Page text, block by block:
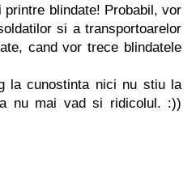
blindate! Probabil, vor
si a transportoarelor
cand vor trece blindatele
la cunostinta nici nu stiu la
nu mai vad si ridicolul. :))